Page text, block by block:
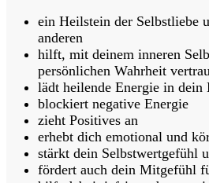
ein Heilstein der Selbstliebe
anderen
hilft, mit deinem inneren
persönlichen Wahrheit
lädt heilende Energie in dein
blockiert negative Energie
zieht Positives an
erhebt dich emotional und
stärkt dein Selbstwertgefühl
fördert auch dein Mitgefühl